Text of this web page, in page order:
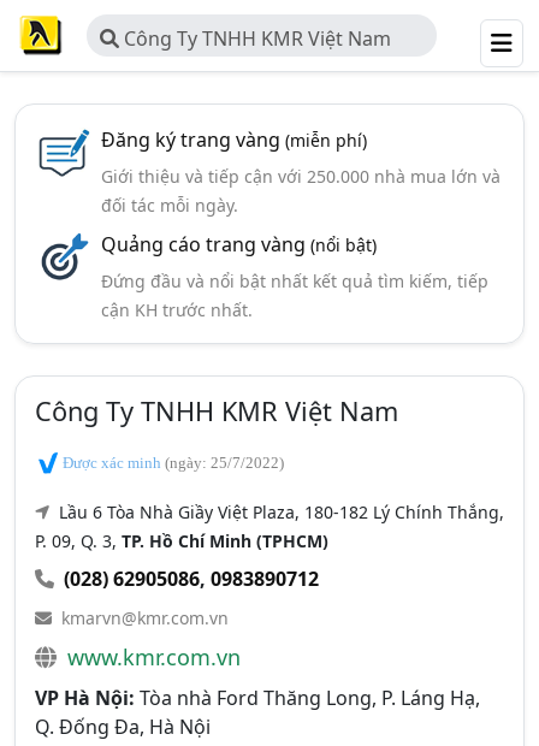
Công Ty TNHH KMR Việt Nam
Đăng ký trang vàng (miễn phí)
Giới thiệu và tiếp cận với 250.000 nhà mua lớn và
đối tác mỗi ngày.
Quảng cáo trang vàng (nổi bật)
Đứng đầu và nổi bật nhất kết quả tìm kiếm, tiếp
cận KH trước nhất.
Công Ty TNHH KMR Việt Nam
Được xác minh (ngày: 25/7/2022)
Lầu 6 Tòa Nhà Giầy Việt Plaza, 180-182 Lý Chính Thắng,
P. 09, Q. 3, TP. Hồ Chí Minh (TPHCM)
(028) 62905086, 0983890712
kmarvn@kmr.com.vn
www.kmr.com.vn
VP Hà Nội: Tòa nhà Ford Thăng Long, P. Láng Hạ,
Q. Đống Đa, Hà Nội